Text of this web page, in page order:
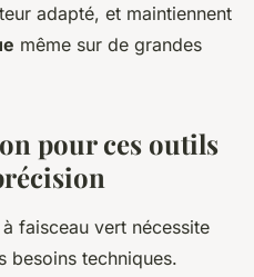
adapté, et maintiennent
même sur de grandes
pour ces outils
faisceau vert nécessite
besoins techniques.